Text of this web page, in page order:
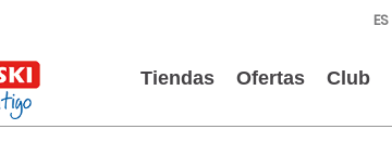
Tiendas Ofertas Club